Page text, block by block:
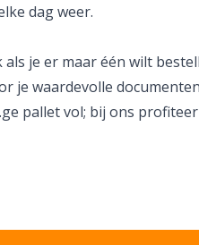
dag weer.
je er maar één wilt
je waardevolle
pallet vol; bij ons